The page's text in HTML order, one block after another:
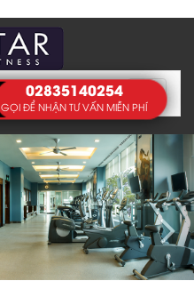
Toggle
02835140254
GỌI ĐỂ NHẬN TƯ VẤN MIỄN PHÍ